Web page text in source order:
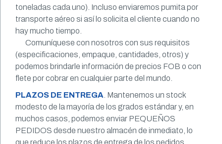
toneladas cada uno). Incluso enviaremos pumita por
transporte aéreo si así lo solicita el cliente cuando no
hay mucho tiempo.
Comuníquese con nosotros con sus requisitos
(especificaciones, empaque, cantidades, otros) y
podemos brindarle información de precios FOB o con
flete por cobrar en cualquier parte del mundo.
PLAZOS DE ENTREGA . Mantenemos un stock
modesto de la mayoría de los grados estándar y, en
muchos casos, podemos enviar PEQUEÑOS
PEDIDOS desde nuestro almacén de inmediato, lo
que reduce los plazos de entrega de los pedidos